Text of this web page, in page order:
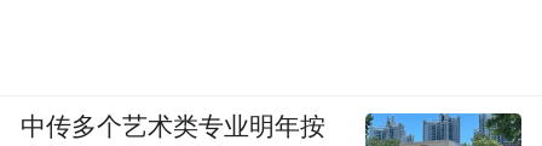
中传多个艺术类专业明年按